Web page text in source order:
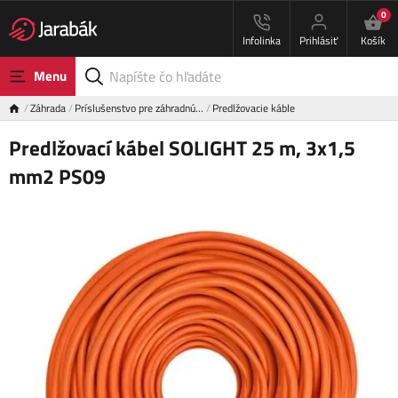
Infolinka Prihlásiť
0
Košík
Menu
Záhrada Príslušenstvo pre záhradnú… Predlžovacie káble
Predlžovací kábel SOLIGHT 25 m, 3x1,5
mm2 PS09